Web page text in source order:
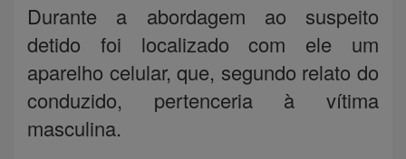
Durante a abordagem ao suspeito
detido foi localizado com ele um
aparelho celular, que, segundo relato do
conduzido, pertenceria à vítima
masculina.